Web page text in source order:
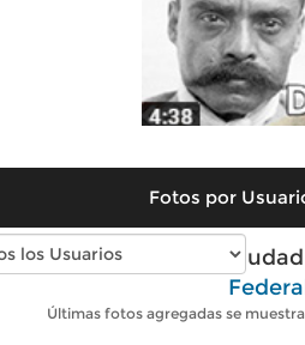
Fotos por
Fotos antiguas de
Últimas fotos agregadas se